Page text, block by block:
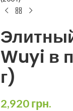
Wuyi в
г)
2,920грн.